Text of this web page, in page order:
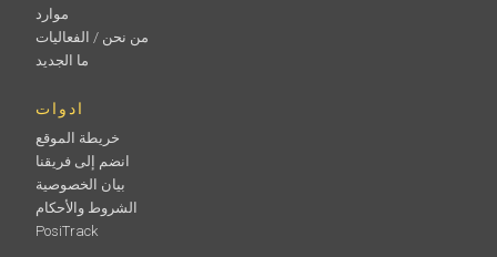
موارد
من نحن / الفعاليات
ما الجديد
ادوات
خريطة الموقع
انضم إلى فريقنا
بيان الخصوصية
الشروط والأحكام
PosiTrack